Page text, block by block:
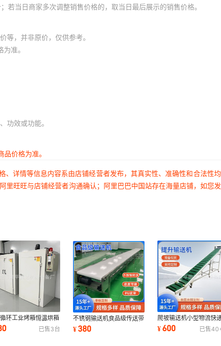
当日商家多次调整销售价格的，取当日最后展示的销售价格。
等，并非原价，仅供参考。
准。
功效或功能。
价格为准。
详情等信息内容系由店铺经营者发布，其真实性、准确性和合法性
旺旺与店铺经营者沟通确认；阿里巴巴中国站存在海量店铺，如您
环工业烤箱恒温烘箱
烘干炉五金塑胶电加
烤炉
已售3台
不锈钢输送机食品级传送带
PU皮带流水线食品厂输送
带小型输送机
¥380
爬坡输送机小型物流快
送带斜坡流水线皮带输
上料提升机
¥600 已售